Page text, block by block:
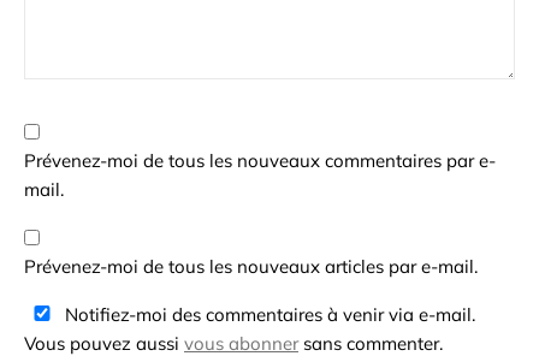
Prévenez-moi de tous les nouveaux commentaires par e-
mail.
Prévenez-moi de tous les nouveaux articles par e-mail.
Notifiez-moi des commentaires à venir via e-mail.
Vous pouvez aussi vous abonnersans commenter.